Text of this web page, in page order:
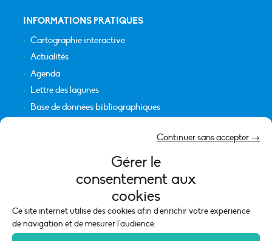
Gérer le
consentement aux
cookies
Ce site internet utilise des cookies afin d'enrichir votre expérience
de navigation et de mesurer l'audience.
Continuer sans accepter →
INFORMATIONS PRATIQUES
Cartographie interactive
Actualités
Agenda
Lettre des lagunes
Base de données bibliographiques
Mentions légales
Politique de cookies (UE)